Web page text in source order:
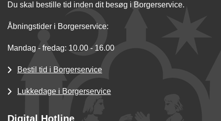
Du skal bestille tid inden dit besøg i Borgerservice.
Åbningstider i Borgerservice:
Mandag - fredag: 10.00 - 16.00
Bestil tid i Borgerservice
Lukkedage i Borgerservice
Digital Hotline